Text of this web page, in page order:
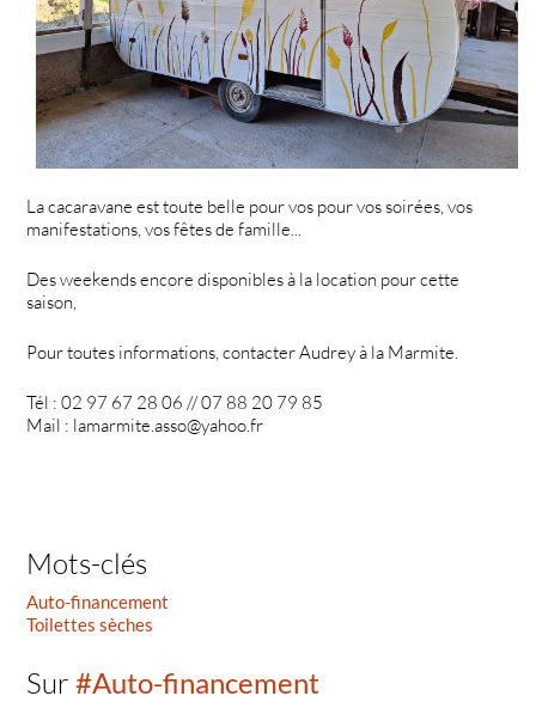
La cacaravane est toute belle pour vos pour vos soirées, vos
manifestations, vos fêtes de famille...
Des weekends encore disponibles à la location pour cette
saison,
Pour toutes informations, contacter Audrey à la Marmite.
Tél : 02 97 67 28 06 // 07 88 20 79 85
Mail : lamarmite.asso@yahoo.fr
Mots-clés
Auto-financement
Toilettes sèches
Sur#Auto-financement